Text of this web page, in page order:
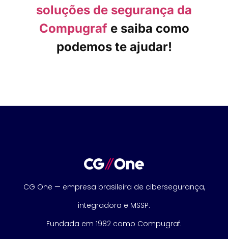
soluções de segurança da
Compugrafe saiba como
podemos te ajudar!
CG One — empresa brasileira de cibersegurança,
integradora e MSSP.
Fundada em 1982 como Compugraf.